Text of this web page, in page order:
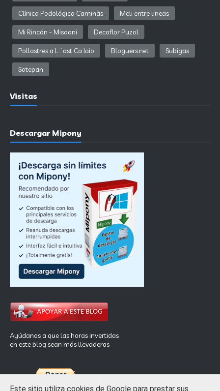
Clínica Podológica Caminàs Meli entre lineas
Mi Rincón - Misaani Decoflor Puzol
Pollastres a L´ast Ca Iaio Bloguers.net Subigas
Sotepan
Visitas
Descargar Mipony
Ayúdanos a que las horas invertidas
en este blog sean más llevaderas
Este sitio utiliza cookies de Google para prestar sus